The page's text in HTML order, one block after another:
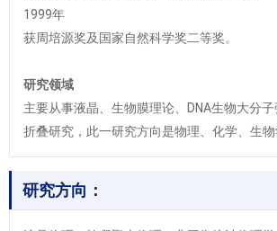
1999年
获周培源奖及国家自然科学奖二等奖。
研究领域
主要从事液晶、生物膜理论、DNA生物大分
折叠研究，此一研究方向是物理、化学、生物
研究方向：